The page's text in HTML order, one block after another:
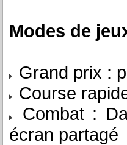
Modes de
Grand prix :
Course
Combat :
écran partagé